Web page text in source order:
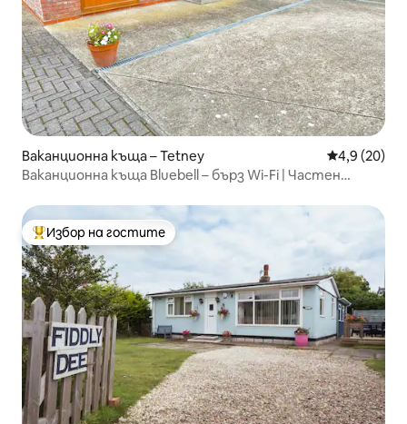
Ваканционна къща – Tetney Средна
4,9 (20)
Ваканционна къща Bluebell – бърз Wi-Fi | Частен
Най-популярен избор на гостите
Избор на гостите